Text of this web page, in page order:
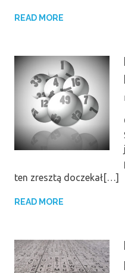
READ MORE
ten zresztą doczekał[…]
READ MORE